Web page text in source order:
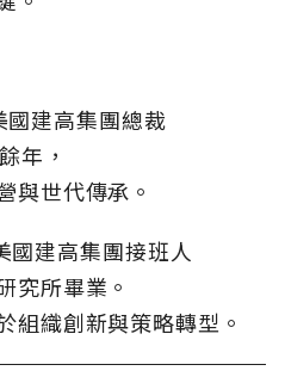
建高集團總裁
年，
與世代傳承。
建高集團接班人
究所畢業。
組織創新與策略轉型。